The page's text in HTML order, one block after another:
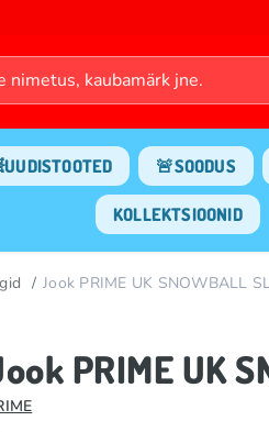
🚨SOODUS
KOLLEKTSIOONID
Jook PRIME UK SNOWBALL
PRIME UK